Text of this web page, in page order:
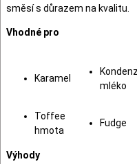
směsí s důrazem na kvalitu.
Vhodné pro
Karamel
mléko
Toffee
hmota
Fudge
Výhody